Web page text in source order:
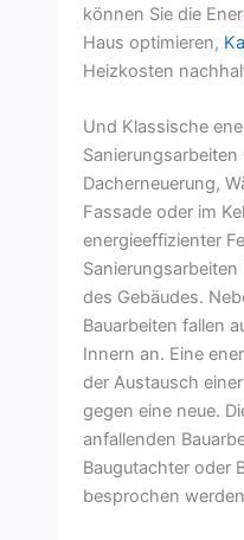
können Sie die
Haus optimieren,
Heizkosten
Und Klassische
Sanierungsarbeiten
Dacherneuerung,
Fassade oder im
energieeffizienter
des Gebäudes.
Bauarbeiten fallen
Innern an. Eine
der Austausch
gegen eine neue.
anfallenden
Baugutachter oder
besprochen